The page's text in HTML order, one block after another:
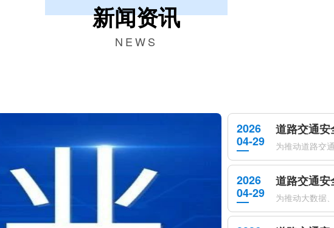
新闻资讯
NEWS
2026
04-29
2026
04-29